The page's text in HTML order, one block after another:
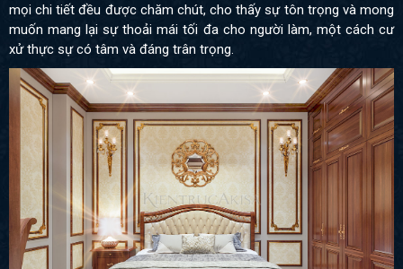
mọi chi tiết đều được chăm chút, cho thấy sự tôn trọng và mong
muốn mang lại sự thoải mái tối đa cho người làm, một cách cư
xử thực sự có tâm và đáng trân trọng.